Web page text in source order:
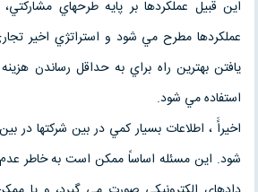
اين قبيل عملكردها بر پايه طرحهاي
عملكردها مطرح مي شود و استراتژي اخير
يافتن بهترين راه براي به حداقل رساندن هزينه
استفاده مي شود.
اخيراًَ ، اطلاعات بسيار كمي در بين شركتها در
شود. اين مسئله اساساً ممكن است به خاطر